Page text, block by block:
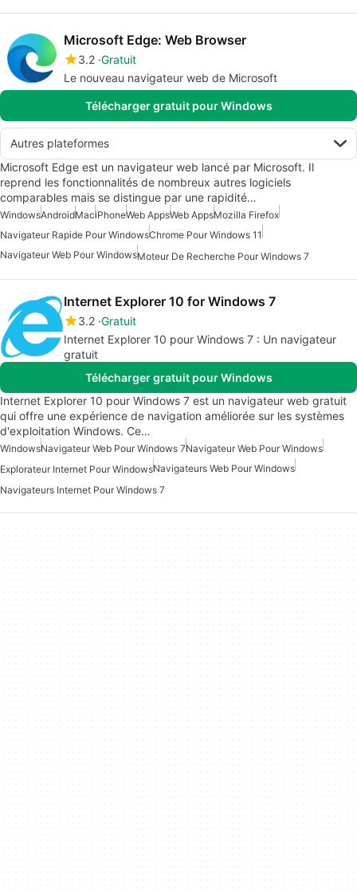
Microsoft Edge: Web Browser
3.2 Gratuit
Le nouveau navigateur web de Microsoft
Télécharger gratuit pour Windows
Autres plateformes
Microsoft Edge est un navigateur web lancé par Microsoft. Il
reprend les fonctionnalités de nombreux autres logiciels
comparables mais se distingue par une rapidité…
WindowsAndroidMaciPhoneWeb AppsWeb AppsMozilla Firefox
Navigateur Rapide Pour WindowsChrome Pour Windows 11
Navigateur Web Pour WindowsMoteur De Recherche Pour Windows 7
Internet Explorer 10 for Windows 7
3.2 Gratuit
Internet Explorer 10 pour Windows 7 : Un navigateur
gratuit
Télécharger gratuit pour Windows
Internet Explorer 10 pour Windows 7 est un navigateur web gratuit
qui offre une expérience de navigation améliorée sur les systèmes
d'exploitation Windows. Ce…
WindowsNavigateur Web Pour Windows 7Navigateur Web Pour Windows
Explorateur Internet Pour WindowsNavigateurs Web Pour Windows
Navigateurs Internet Pour Windows 7